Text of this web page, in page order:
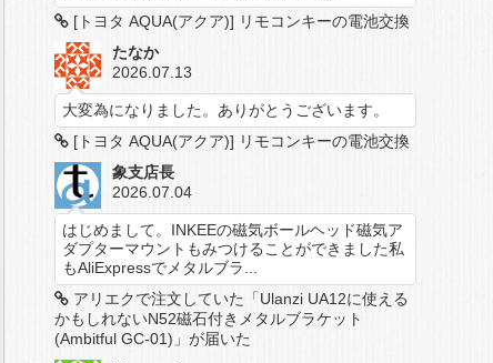
[トヨタ AQUA(アクア)] リモコンキーの電池交換
たなか
2026.07.13
大変為になりました。ありがとうございます。
[トヨタ AQUA(アクア)] リモコンキーの電池交換
象支店長
2026.07.04
はじめまして。INKEEの磁気ボールヘッド磁気ア
ダプターマウントもみつけることができました私
もAliExpressでメタルブラ...
アリエクで注文していた「Ulanzi UA12に使える
かもしれないN52磁石付きメタルブラケット
(Ambitful GC-01)」が届いた